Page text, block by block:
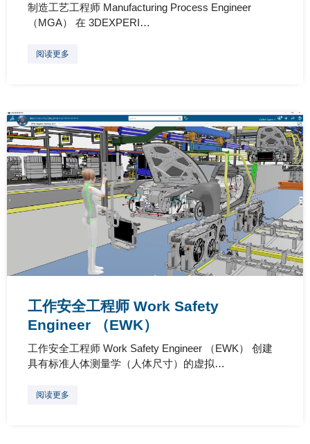
制造工艺工程师 Manufacturing Process Engineer
（MGA） 在 3DEXPERI…
阅读更多
工作安全工程师 Work Safety
Engineer （EWK）
工作安全工程师 Work Safety Engineer （EWK） 创建
具有标准人体测量学（人体尺寸）的虚拟…
阅读更多